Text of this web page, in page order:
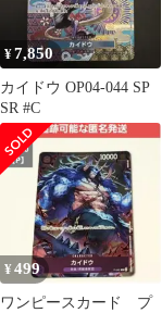
¥7,850
カイドウ OP04-044 SP
SR #C
¥499
ワンピースカード プ